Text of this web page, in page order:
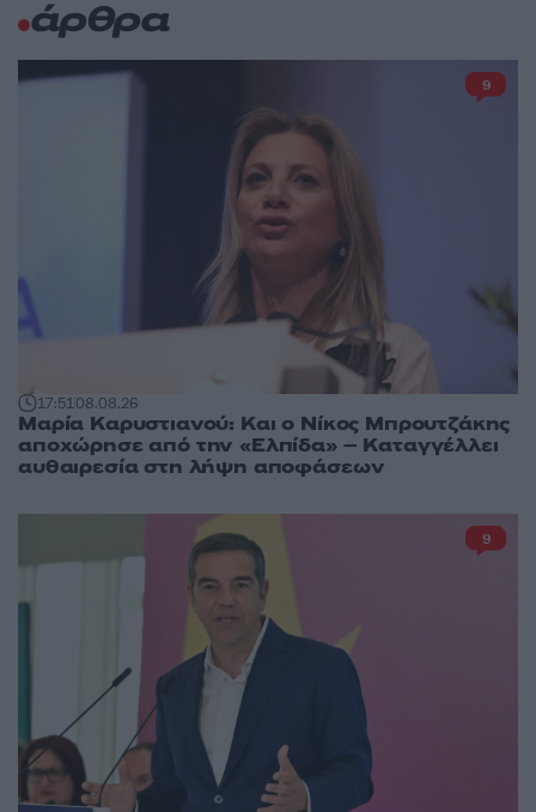
άρθρα
17:5108.08.26
Μαρία Καρυστιανού: Και ο Νίκος Μπρουτζάκης
αποχώρησε από την «Ελπίδα» – Καταγγέλλει
αυθαιρεσία στη λήψη αποφάσεων
9
9